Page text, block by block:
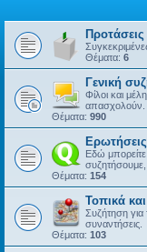
Προτάσεις
Θέματα: 6
Γενική
Φίλοι και
απασχολούν.
Θέματα: 990
Εδώ
συζητήσουμε,
Θέματα: 154
Τοπικά
Συζήτηση για
συναντήσεις.
Θέματα: 103